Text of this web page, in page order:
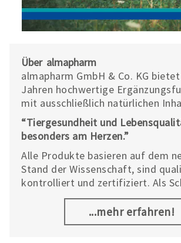
Über almapharm
almapharm GmbH & Co. KG
Jahren hochwertige
mit ausschließlich natürlichen
für Haus- und Nutztiere. Die
Nutrazeutika wurden speziell zur
Therapiebegleitung bei
Erkrankungen und
entwickelt. Zusätzlich zählen
umfangreichen Sortiment von
“Tiergesundheit und
besonders am Herzen.”
Alle Produkte basieren auf dem
Stand der Wissenschaft, sind
kontrolliert und zertifiziert. Als
zwischen Pharmakologie und
almapharm möglich, individuell,
bedarfsgerecht und nach dem
...mehr erfahren!